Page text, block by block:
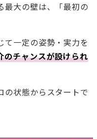
最大の壁は、「最初の
て一定の姿勢・実力を
のチャンスが設けられ
の状態からスタートで